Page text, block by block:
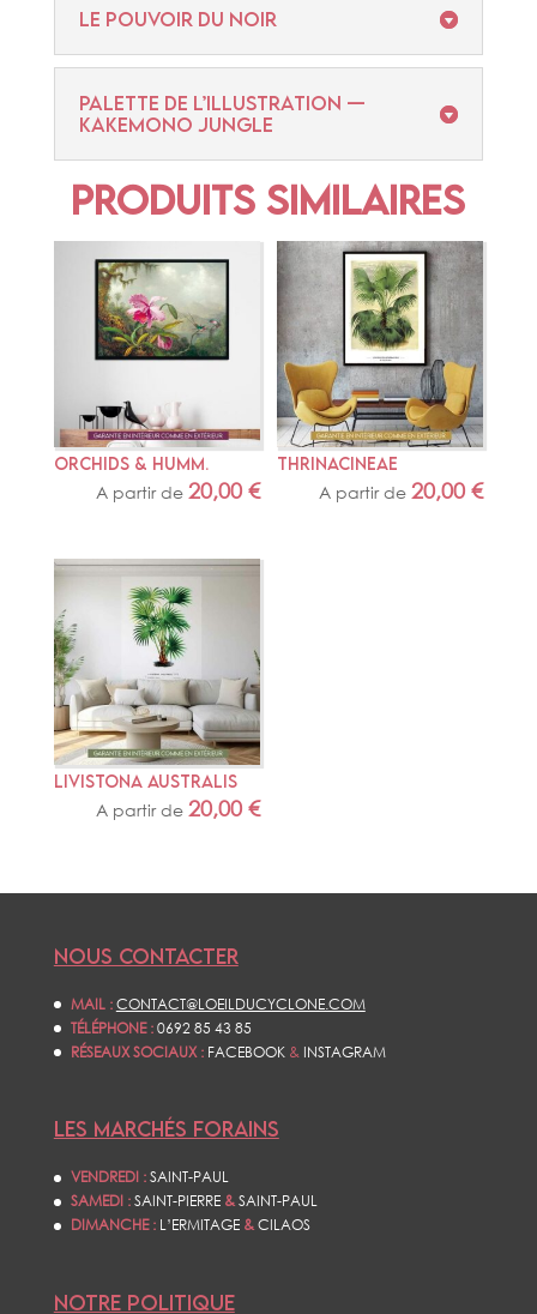
Le pouvoir du noir
Palette de l’illustration —
Kakemono Jungle
Produits similaires
ORCHIDS & HUMM.
A partir de 20,00 €
THRINACINEAE
A partir de20,00€
LIVISTONA AUSTRALIS
A partir de 20,00 €
NOUS CONTACTER
MAIL :CONTACT@LOEILDUCYCLONE.COM
TÉLÉPHONE :0692 85 43 85
RÉSEAUX SOCIAUX : FACEBOOK& INSTAGRAM
LES MARCHÉS FORAINS
VENDREDI :SAINT-PAUL
SAMEDI :SAINT-PIERRE&SAINT-PAUL
DIMANCHE : L’ERMITAGE &CILAOS
NOTRE POLITIQUE